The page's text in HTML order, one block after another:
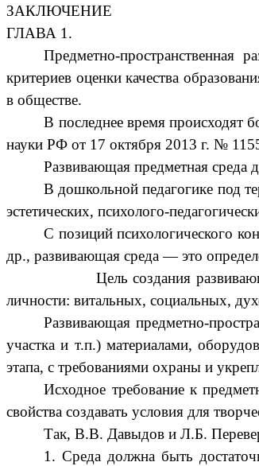
ЗАКЛЮЧЕНИЕ
ГЛАВА 1.
Предметно-
критериев оценки качества
в обществе.
В последнее время происходят
науки РФ от 17 октября 2013 г. №
Развивающая предметная среда
В дошкольной педагогике под
эстетических, психолого-
С позиций психологического
др., развивающая среда — это
Цель создания
личности: витальных, социальных,
Развивающая предметно-
участка и т.п.) материалами,
этапа, с требованиями охраны и
Исходное требование к
свойства создавать условия для
Так, В.В. Давыдов и Л.Б.
1. Среда должна быть